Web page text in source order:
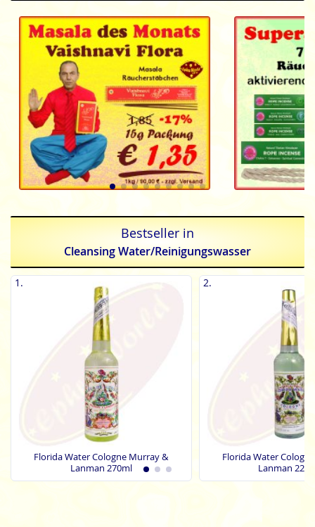
Bestseller in
Cleansing Water/Reinigungswasser
1.
Florida Water Cologne Murray &
Lanman 270ml
2.
Florida Water
Lanman